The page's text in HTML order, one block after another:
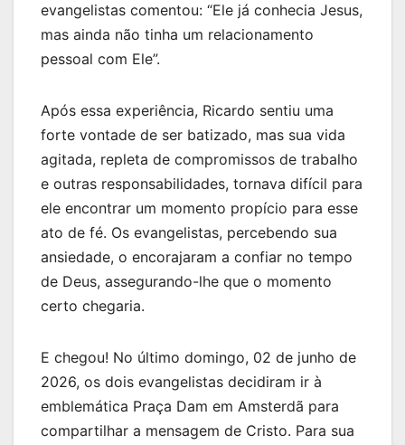
evangelistas comentou: “Ele já conhecia Jesus,
mas ainda não tinha um relacionamento
pessoal com Ele”.
Após essa experiência, Ricardo sentiu uma
forte vontade de ser batizado, mas sua vida
agitada, repleta de compromissos de trabalho
e outras responsabilidades, tornava difícil para
ele encontrar um momento propício para esse
ato de fé. Os evangelistas, percebendo sua
ansiedade, o encorajaram a confiar no tempo
de Deus, assegurando-lhe que o momento
certo chegaria.
E chegou! No último domingo, 02 de junho de
2026, os dois evangelistas decidiram ir à
emblemática Praça Dam em Amsterdã para
compartilhar a mensagem de Cristo. Para sua